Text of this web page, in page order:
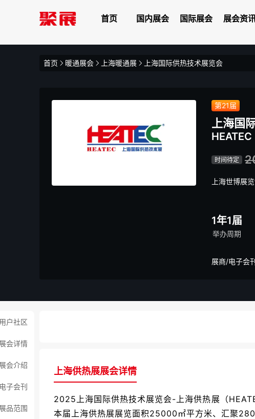
首页 国内展会 国际展会 展会资
首页 暖通展会 上海暖通展 上海国际供热技术展览会
第21届
上海国
HEATEC
时间待定
上海世博展
1年1届
举办周期
展商/电子会
户社区
会详情
会介绍
子会刊
品范围
上海供热展展会详情
2025上海国际供热技术展览会-上海供热展（
本届上海供热展展览面积25000㎡平方米、汇聚